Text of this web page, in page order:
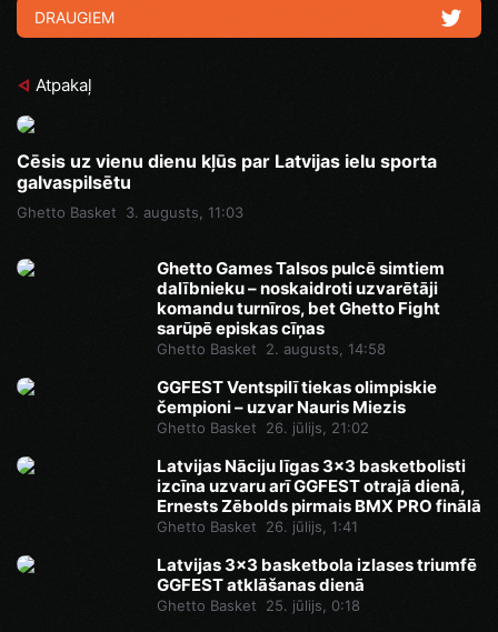
DRAUGIEM
Atpakaļ
Cēsis uz vienu dienu kļūs par Latvijas ielu sporta
galvaspilsētu
Ghetto Basket 3. augusts, 11:03
Ghetto Games Talsos pulcē simtiem
dalībnieku – noskaidroti uzvarētāji
komandu turnīros, bet Ghetto Fight
sarūpē episkas cīņas
Ghetto Basket 2. augusts, 14:58
GGFEST Ventspilī tiekas olimpiskie
čempioni – uzvar Nauris Miezis
Ghetto Basket 26. jūlijs, 21:02
Latvijas Nāciju līgas 3x3 basketbolisti
izcīna uzvaru arī GGFEST otrajā dienā,
Ernests Zēbolds pirmais BMX PRO finālā
Ghetto Basket 26. jūlijs, 1:41
Latvijas 3x3 basketbola izlases triumfē
GGFEST atklāšanas dienā
Ghetto Basket 25. jūlijs, 0:18